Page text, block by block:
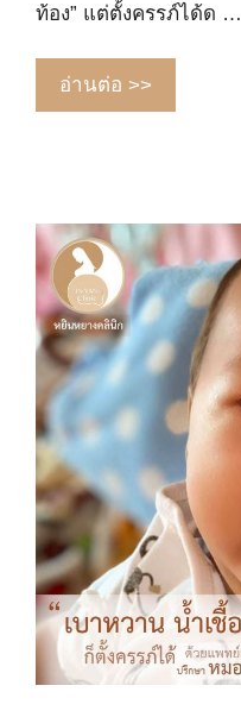
ท้อง” แต่ตั้งครรภ์ได้ด …
อ่านต่อ >>